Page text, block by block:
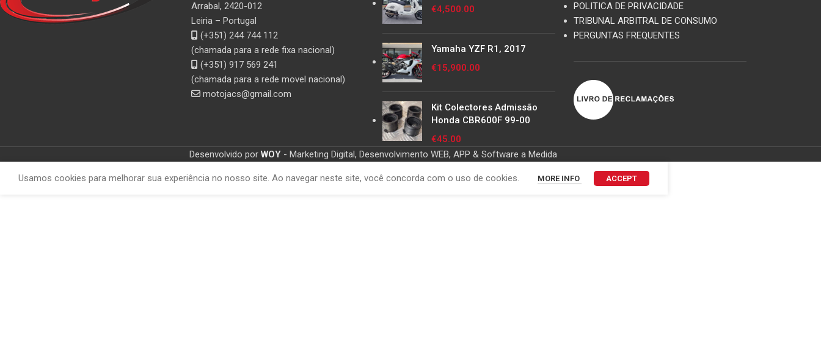
Arrabal, 2420-012
Leiria – Portugal
(+351) 244 744 112
(chamada para a rede fixa nacional)
(+351) 917 569 241
(chamada para a rede movel nacional)
motojacs@gmail.com
€4,500.00
Yamaha YZF R1, 2017
€15,900.00
Kit Colectores Admissão
Honda CBR600F 99-00
€45.00
POLITICA DE PRIVACIDADE
TRIBUNAL ARBITRAL DE CONSUMO
PERGUNTAS FREQUENTES
Desenvolvido por WOY - Marketing Digital, Desenvolvimento WEB, APP & Software a Medida
Usamos cookies para melhorar sua experiência no nosso site. Ao navegar neste site, você concorda com o uso de cookies. MORE INFO ACCEPT